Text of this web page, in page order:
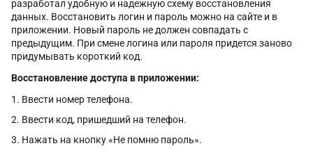
разработал удобную и надежную схему восстановления
данных. Восстановить логин и пароль можно на сайте и в
приложении. Новый пароль не должен совпадать с
предыдущим. При смене логина или пароля придется заново
придумывать короткий код.
Восстановление доступа в приложении:
Ввести номер телефона.
Ввести код, пришедший на телефон.
Нажать на кнопку «Не помню пароль».